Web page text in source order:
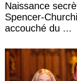
Naissance
Spencer-
accouché du ...